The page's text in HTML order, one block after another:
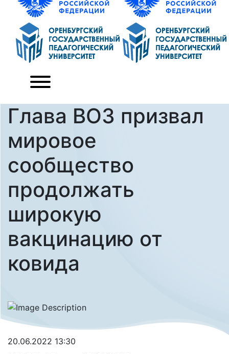
Глава ВОЗ призвал
мировое
сообщество
продолжать
широкую
вакцинацию от
ковида
20.06.2022 13:30